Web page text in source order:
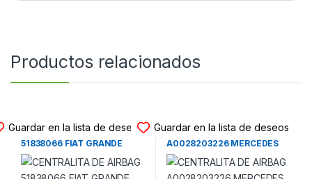
Productos relacionados
Guardar en la lista de deseos
CENTRALITA DE AIRBAG
51838066 FIAT GRANDE
PUNTO (2Y-4C) – FIAT
GRANDE PUNTO ABARTH
(2006-2015)
Guardar en la lista de deseos
CENTRALITA DE AIRBAG
A0028203226 MERCEDES
BENZ CLASE E (W210) (1998-
2004)